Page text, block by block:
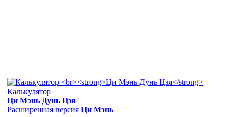
Калькулятор
Ци Мэнь Дунь Цзя
Расширенная версия Ци Мэнь